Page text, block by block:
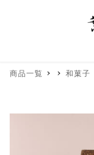
商品一覧 和菓子